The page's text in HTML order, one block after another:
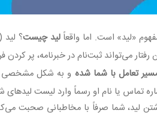
«لید» است. اما واقعاًلید چیست؟ لید
می‌تواند ثبت‌نام در خبرنامه، پر
تعامل با شما شده و به شکل مشخصی
تماس یا نام او رسماً وارد لیست
لید، شما صرفاً با مخاطبانی صحبت